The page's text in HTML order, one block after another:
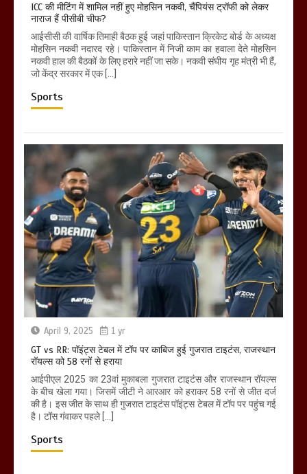
ICC की मीटिंग में शामिल नहीं हुए मोहसिन नकवी, चैंपियंस ट्रॉफी को लेकर
नाराज हैं पीसीबी चीफ?
आईसीसी की वार्षिक तिमाही बैठक हुई जहां पाकिस्तान क्रिकेट बोर्ड के अध्यक्ष
मोहसिन नकवी नदारद रहे। पाकिस्तान में निजी काम का हवाला देते मोहसिन
नकवी हाल की बैठकों के लिए हरारे नहीं जा सके। नकवी संघीय गृह मंत्री भी हैं,
जो केंद्र सरकार में एक […]
Sports
April 9, 2025 1 yr
GT vs RR: पॉइंट्स टेबल में टॉप पर काबिज हुई गुजरात टाइटंस, राजस्थान
रॉयल्स को 58 रनों से हराया
आईपीएल 2025 का 23वां मुकाबला गुजरात टाइटंस और राजस्थान रॉयल्स
के बीच खेला गया। जिसमें जीटी ने आरआर को हराकर 58 रनों से जीत दर्ज
की है। इस जीत के साथ ही गुजरात टाइटंस पॉइंट्स टेबल में टॉप पर पहुंच गई
है। टॉस गंवाकर पहले […]
Sports